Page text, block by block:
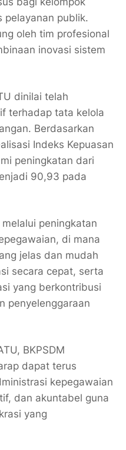
pelayanan publik.
oleh tim profesional
inovasi sistem
dinilai telah
terhadap tata kelola
Berdasarkan
Indeks Kepuasan
peningkatan dari
90,93 pada
peningkatan
di mana
jelas dan mudah
secara cepat, serta
yang berkontribusi
penyelenggaraan
BKPSDM
dapat terus
kepegawaian
dan akuntabel guna
yang